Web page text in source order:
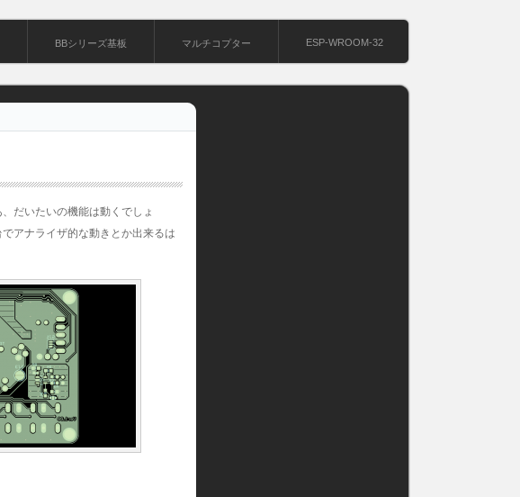
BBシリーズ基板 マルチコプター ESP-WROOM-32
だいたいの機能は動くでしょ
アナライザ的な動きとか出来るは